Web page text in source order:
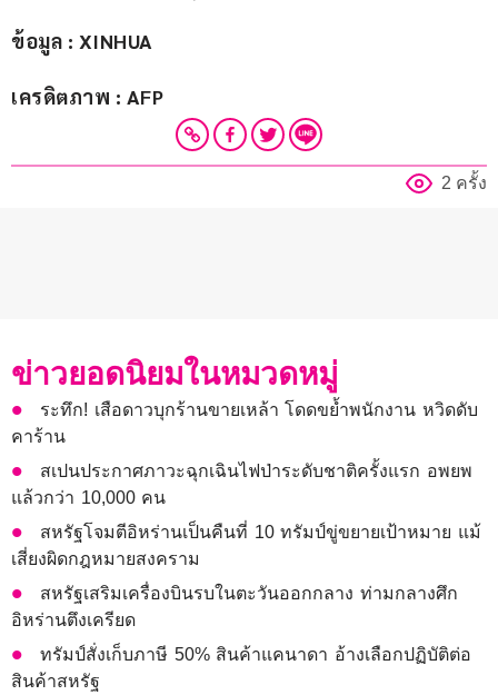
ข้อมูล : XINHUA
เครดิตภาพ : AFP
2 ครั้ง
ข่าวยอดนิยมในหมวดหมู่
ระทึก! เสือดาวบุกร้านขายเหล้า โดดขย้ำพนักงาน หวิดดับ
คาร้าน
สเปนประกาศภาวะฉุกเฉินไฟป่าระดับชาติครั้งแรก อพยพ
แล้วกว่า 10,000 คน
สหรัฐโจมตีอิหร่านเป็นคืนที่ 10 ทรัมป์ขู่ขยายเป้าหมาย แม้
เสี่ยงผิดกฎหมายสงคราม
สหรัฐเสริมเครื่องบินรบในตะวันออกกลาง ท่ามกลางศึก
อิหร่านตึงเครียด
ทรัมป์สั่งเก็บภาษี 50% สินค้าแคนาดา อ้างเลือกปฏิบัติต่อ
สินค้าสหรัฐ